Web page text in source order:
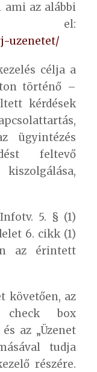
az alábbi
el:
uzenetet/
célja a
történő –
kérdések
ügyintézés
feltevő
5. § (1)
6. cikk (1)
az érintett
követően, az
check box
az „Üzenet
tudja
részére.